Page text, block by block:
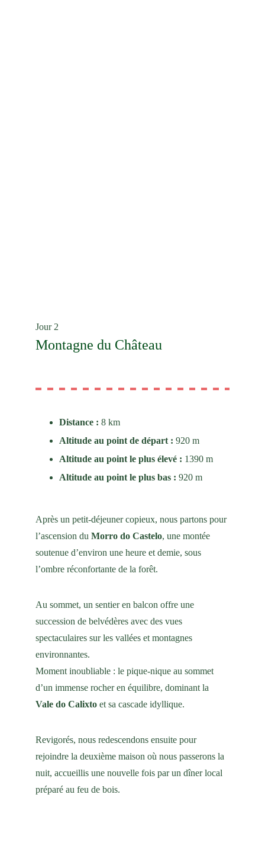
Montagne du Château
Jour 2
Distance : 8 km
Altitude au point de départ : 920 m
Altitude au point le plus élevé : 1390 m
Altitude au point le plus bas : 920 m
Après un petit-déjeuner copieux, nous partons pour
l’ascension du Morro do Castelo, une montée
soutenue d’environ une heure et demie, sous
l’ombre réconfortante de la forêt.
Au sommet, un sentier en balcon offre une
succession de belvédères avec des vues
spectaculaires sur les vallées et montagnes
environnantes.
Moment inoubliable : le pique-nique au sommet
d’un immense rocher en équilibre, dominant la
Vale do Calixto et sa cascade idyllique.
Revigorés, nous redescendons ensuite pour
rejoindre la deuxième maison où nous passerons la
nuit, accueillis une nouvelle fois par un dîner local
préparé au feu de bois.